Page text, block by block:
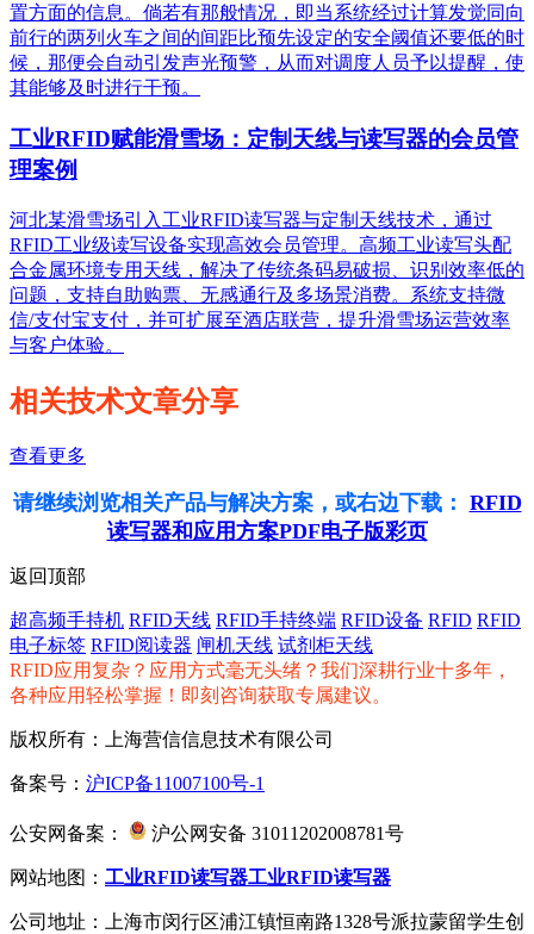
置方面的信息。倘若有那般情况，即当系统经过计算发觉同向
前行的两列火车之间的间距比预先设定的安全阈值还要低的时
候，那便会自动引发声光预警，从而对调度人员予以提醒，使
其能够及时进行干预。
工业RFID赋能滑雪场：定制天线与读写器的会员管
理案例
河北某滑雪场引入工业RFID读写器与定制天线技术，通过
RFID工业级读写设备实现高效会员管理。高频工业读写头配
合金属环境专用天线，解决了传统条码易破损、识别效率低的
问题，支持自助购票、无感通行及多场景消费。系统支持微
信/支付宝支付，并可扩展至酒店联营，提升滑雪场运营效率
与客户体验。
相关技术文章分享
查看更多
请继续浏览相关产品与解决方案，或右边下载： RFID
读写器和应用方案PDF电子版彩页
返回顶部
超高频手持机 RFID天线 RFID手持终端 RFID设备 RFID RFID
电子标签 RFID阅读器 闸机天线 试剂柜天线
RFID应用复杂？应用方式毫无头绪？我们深耕行业十多年，
各种应用轻松掌握！即刻咨询获取专属建议。
版权所有：上海营信信息技术有限公司
备案号： 沪ICP备11007100号-1
公安网备案： 沪公网安备 31011202008781号
网站地图： 工业RFID读写器工业RFID读写器
公司地址：上海市闵行区浦江镇恒南路1328号派拉蒙留学生创